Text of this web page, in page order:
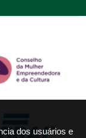
dos usuários e